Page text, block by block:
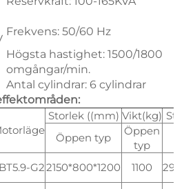
Frekvens: 50/60 Hz
Högsta hastighet: 1500/1800
omgångar/min.
Antal cylindrar: 6 cylindrar
Storlek ((mm) Vikt(kg)
Öppen typ
Öppen
typ
G22150*800*1200 1100